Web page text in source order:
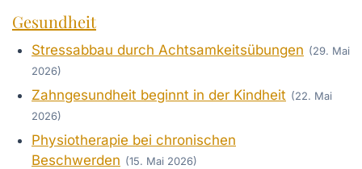
Gesundheit
Stressabbau durch Achtsamkeitsübungen (29. Mai
2026)
Zahngesundheit beginnt in der Kindheit (22. Mai
2026)
Physiotherapie bei chronischen
Beschwerden (15. Mai 2026)